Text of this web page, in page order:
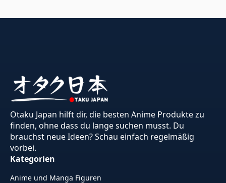
Otaku Japan hilft dir, die besten Anime Produkte zu
finden, ohne dass du lange suchen musst. Du
brauchst neue Ideen? Schau einfach regelmäßig
vorbei.
Kategorien
Anime und Manga Figuren